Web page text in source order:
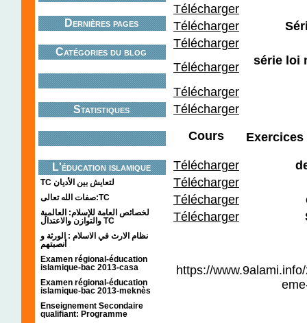
Dernières pages
Catégories du blog
Statistiques
L'éducation islamique
TC لتعايش بين الأديان
صفات الله تعالى:TC
لخصائص العامة للإسلام: العالمية
والتوازن والاعتدال TC
نظام الارث في الاسلام : الورثة و
أنصبتهم
Examen régional-éducation
islamique-bac 2013-casa
Examen régional-éducation
islamique-bac 2013-meknès
Enseignement Secondaire
qualifiant: Programme
Télécharger
Télécharger
Télécharger
Télécharger
série loi
Télécharger
Télécharger
Cours
Exercices
Télécharger
Télécharger
Télécharger
Télécharger
https://